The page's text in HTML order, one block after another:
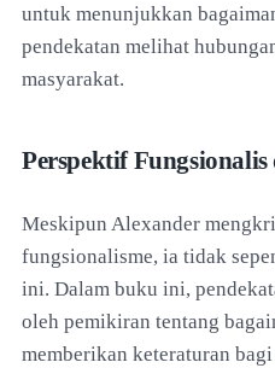
untuk menunjukkan
pendekatan melihat
masyarakat.
Perspektif
Meskipun Alexander
fungsionalisme, ia tidak
ini. Dalam buku ini,
oleh pemikiran tentang
memberikan keteraturan